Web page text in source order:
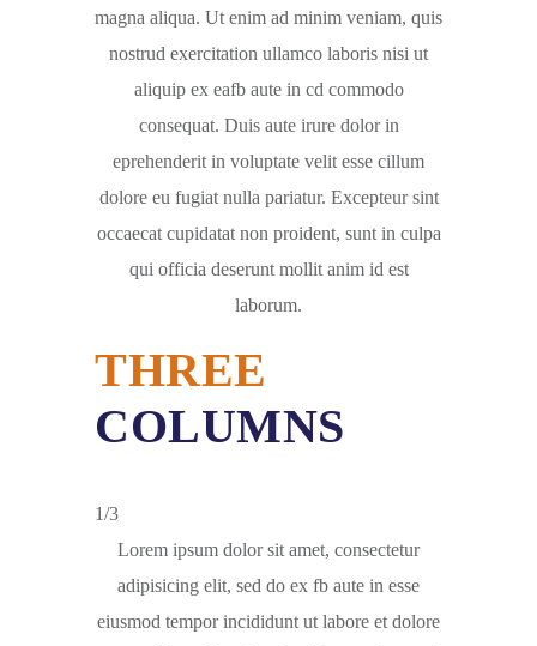
magna aliqua. Ut enim ad minim veniam, quis
nostrud exercitation ullamco laboris nisi ut
aliquip ex eafb aute in cd commodo
consequat. Duis aute irure dolor in
eprehenderit in voluptate velit esse cillum
dolore eu fugiat nulla pariatur. Excepteur sint
occaecat cupidatat non proident, sunt in culpa
qui officia deserunt mollit anim id est
laborum.
THREE
COLUMNS
1/3
Lorem ipsum dolor sit amet, consectetur
adipisicing elit, sed do ex fb aute in esse
eiusmod tempor incididunt ut labore et dolore